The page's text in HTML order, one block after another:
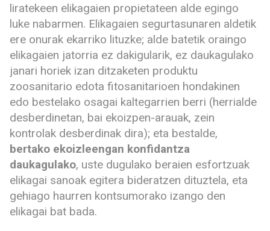
liratekeen elikagaien propietateen alde egingo
luke nabarmen. Elikagaien segurtasunaren aldetik
ere onurak ekarriko lituzke; alde batetik oraingo
elikagaien jatorria ez dakigularik, ez daukagulako
janari horiek izan ditzaketen produktu
zoosanitario edota fitosanitarioen hondakinen
edo bestelako osagai kaltegarrien berri (herrialde
desberdinetan, bai ekoizpen-arauak, zein
kontrolak desberdinak dira); eta bestalde,
bertako ekoizleengan konfidantza
daukagulako, uste dugulako beraien esfortzuak
elikagai sanoak egitera bideratzen dituztela, eta
gehiago haurren kontsumorako izango den
elikagai bat bada.